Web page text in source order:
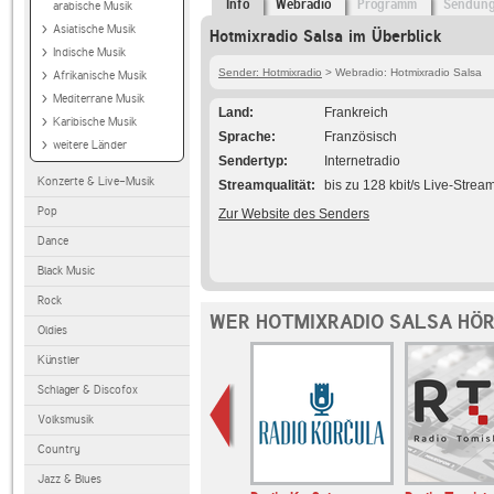
arabische Musik
Asiatische Musik
Indische Musik
Afrikanische Musik
Mediterrane Musik
Karibische Musik
weitere Länder
Konzerte & Live-Musik
Pop
Dance
Black Music
Rock
Oldies
Künstler
Schlager & Discofox
Volksmusik
Country
Jazz & Blues
Info Webradio Programm
Hotmixradio Salsa im Überblick
Sender: Hotmixradio > Webradio: Hotmixradio Salsa
Land
Frankreich
Sprache
Französisch
Sendertyp
Internetradio
Streamqualität
bis zu 128 kbit/s Live-
Zur Website des Senders
WER HOTMIXRADIO SALSA